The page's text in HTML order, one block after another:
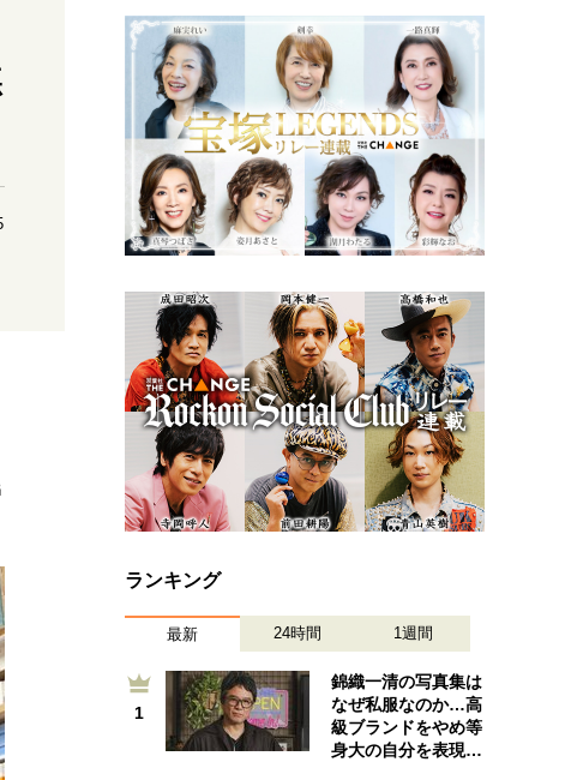
一生モノの愛用品
ランキング
最新 24時間 1週間
1
錦織一清の写真集は
なぜ私服なのか…高
級ブランドをやめ等
身大の自分を表現…